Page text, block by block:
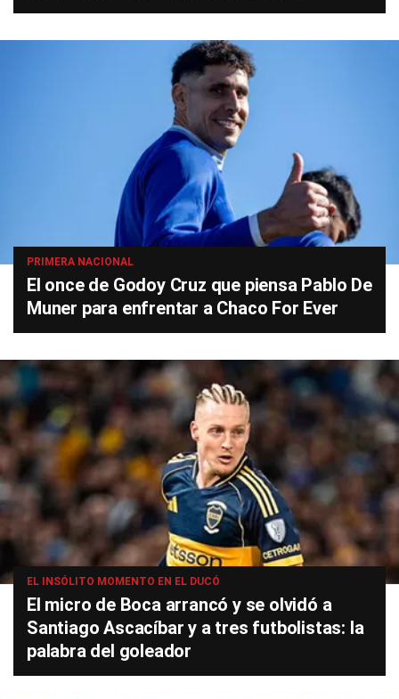
PRIMERA NACIONAL
El once de Godoy Cruz que piensa Pablo De
Muner para enfrentar a Chaco For Ever
EL INSÓLITO MOMENTO EN EL DUCÓ
El micro de Boca arrancó y se olvidó a
Santiago Ascacíbar y a tres futbolistas: la
palabra del goleador